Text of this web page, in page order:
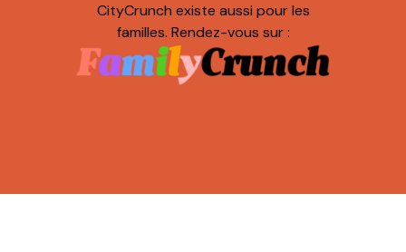
CityCrunch existe aussi pour les
familles. Rendez-vous sur :